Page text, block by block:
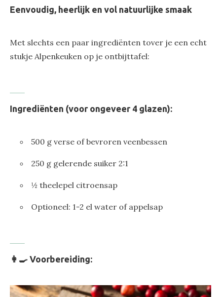
Eenvoudig, heerlijk en vol natuurlijke smaak
Met slechts een paar ingrediënten tover je een echt
stukje Alpenkeuken op je ontbijttafel:
Ingrediënten (voor ongeveer 4 glazen):
500 g verse of bevroren veenbessen
250 g gelerende suiker 2:1
½ theelepel citroensap
Optioneel: 1-2 el water of appelsap
👩‍🍳 Voorbereiding: